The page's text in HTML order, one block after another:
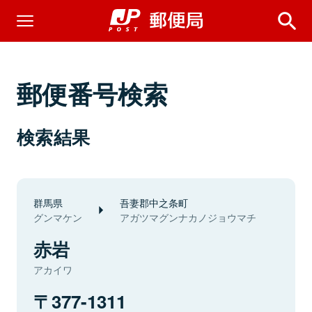
郵便番号検索
検索結果
群馬県
グンマケン
吾妻郡中之条町
アガツマグンナカノジョウマチ
赤岩
アカイワ
377-1311